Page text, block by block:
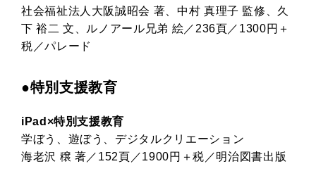
社会福祉法人大阪誠昭会 著、中村 真理子 監修、久
下 裕二 文、ルノアール兄弟 絵／236頁／1300円＋
税／パレード
●特別支援教育
iPad×特別支援教育
学ぼう、遊ぼう、デジタルクリエーション
海老沢 穣 著／152頁／1900円＋税／明治図書出版